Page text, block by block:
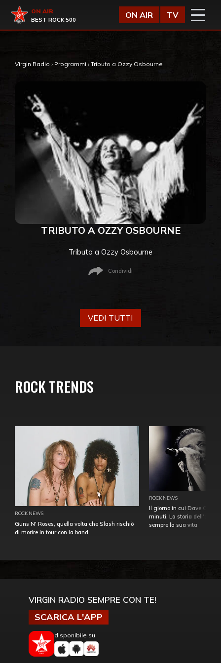
Virgin Radio
ON AIR
BEST ROCK 500
ON AIR TV
Virgin Radio › Programmi › Tributo a Ozzy Osbourne
TRIBUTO A OZZY OSBOURNE
Tributo a Ozzy Osbourne
Condividi
VEDI TUTTI
ROCK TRENDS
ROCK NEWS
Guns N' Roses, quella volta che Slash rischiò
di morire in tour con la band
ROCK NEWS
Il giorno in cui Dave
minuti. La storia
sempre la sua vita
VIRGIN RADIO SEMPRE CON TE!
SCARICA L'APP
disponibile su